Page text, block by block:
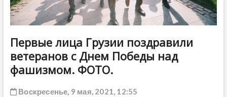
Первые лица Грузии поздравили
ветеранов с Днем Победы над
фашизмом. ФОТО.
Воскресенье, 9 мая, 2021, 12:55